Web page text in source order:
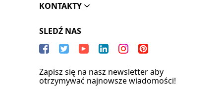
KONTAKTY
SLEDŹ NAS
Zapisz się na nasz newsletter aby
otrzymywać najnowsze wiadomości!